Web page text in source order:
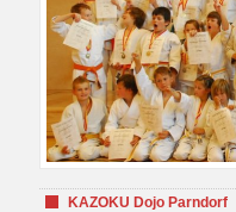
KAZOKU Dojo Parndorf